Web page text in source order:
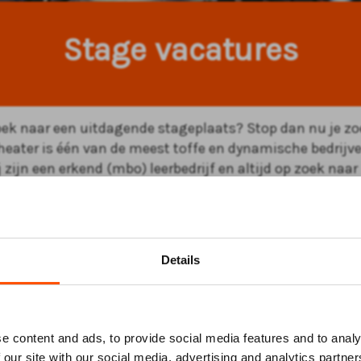
Details
content and ads, to provide social media features and to
site with our social media, advertising and analytics
Stage vacatures
naar een uitdagende stageplaats? Stop dan nu je
is één van de meest toffe en dynamische
zijn een erkend (mbo) leerbedrijf en altijd op zoek naar
bij het ATLAS Theater wel zitten? Stuur dan je CV en
naarhr@atlastheater.nl.Heb je nog vragen? Neem
met ons op via telefoonnummer+31 (0)591 -